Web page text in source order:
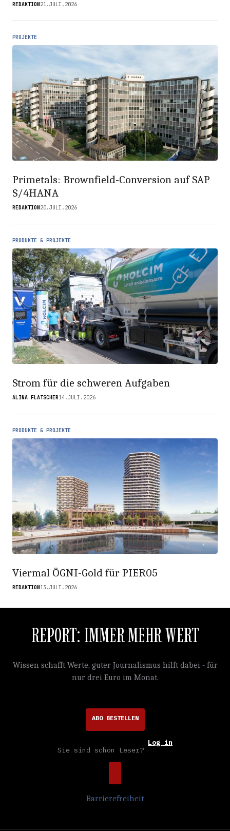
REDAKTION21.JULI.2026
PROJEKTE
Primetals: Brownfield-Conversion auf SAP
S/4HANA
REDAKTION20.JULI.2026
PRODUKTE & PROJEKTE
Strom für die schweren Aufgaben
ALINA FLATSCHER14.JULI.2026
PRODUKTE & PROJEKTE
Viermal ÖGNI-Gold für PIER05
REDAKTION13.JULI.2026
REPORT: IMMER MEHR WERT
Wissen schafft Werte, guter Journalismus hilft dabei - für
nur drei Euro im Monat.
ABO BESTELLEN
Sie sind schon Leser?
Log in
Barrierefreiheit